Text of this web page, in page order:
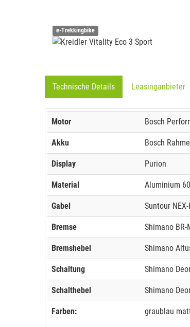
e-Trekkingbike
Technische Details Leasinganbieter
Motor Bosch
Akku Bosch
Display Purion
Material Aluminium
Gabel Suntour
Bremse Shimano
Bremshebel Shimano
Schaltung Shimano
Schalthebel Shimano
Farben: graublau